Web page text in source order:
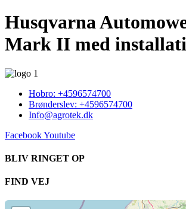
Husqvarna
Mark II med
Hobro: +4596574700
Brønderslev: +4596574700
Info@agrotek.dk
FacebookYoutube
BLIV RINGET OP​
FIND VEJ​